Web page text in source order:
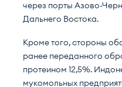
через порты Азово-
Дальнего Востока.
Кроме того, стороны
ранее переданного
протеином 12,5%.
мукомольных